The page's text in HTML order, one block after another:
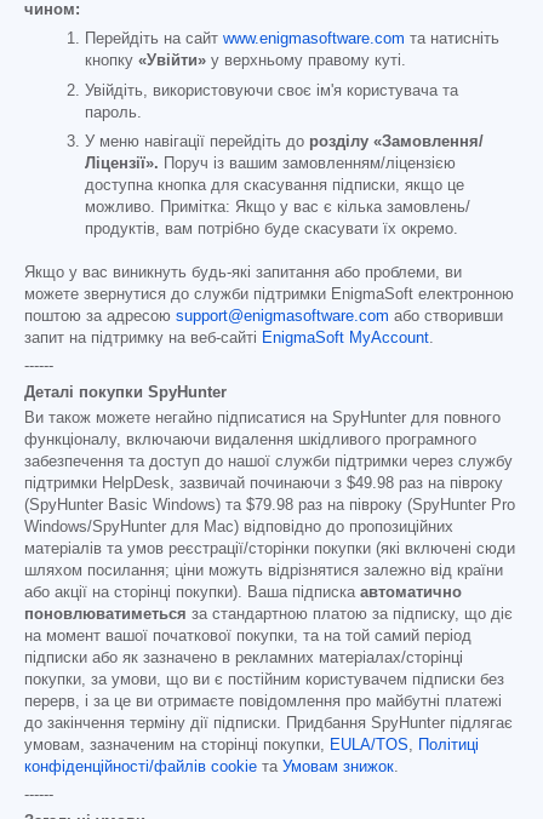
чином:
Перейдіть на сайт www.enigmasoftware.com та натисніть
кнопку «Увійти» у верхньому правому куті.
Увійдіть, використовуючи своє ім'я користувача та
пароль.
У меню навігації перейдіть до розділу «Замовлення/
Ліцензії». Поруч із вашим замовленням/ліцензією
доступна кнопка для скасування підписки, якщо це
можливо. Примітка: Якщо у вас є кілька замовлень/
продуктів, вам потрібно буде скасувати їх окремо.
Якщо у вас виникнуть будь-які запитання або проблеми, ви
можете звернутися до служби підтримки EnigmaSoft електронною
поштою за адресою support@enigmasoftware.com або створивши
запит на підтримку на веб-сайті EnigmaSoft MyAccount.
------
Деталі покупки SpyHunter
Ви також можете негайно підписатися на SpyHunter для повного
функціоналу, включаючи видалення шкідливого програмного
забезпечення та доступ до нашої служби підтримки через службу
підтримки HelpDesk, зазвичай починаючи з $49.98 раз на півроку
(SpyHunter Basic Windows) та $79.98 раз на півроку (SpyHunter Pro
Windows/SpyHunter для Mac) відповідно до пропозиційних
матеріалів та умов реєстрації/сторінки покупки (які включені сюди
шляхом посилання; ціни можуть відрізнятися залежно від країни
або акції на сторінці покупки). Ваша підписка автоматично
поновлюватиметься за стандартною платою за підписку, що діє
на момент вашої початкової покупки, та на той самий період
підписки або як зазначено в рекламних матеріалах/сторінці
покупки, за умови, що ви є постійним користувачем підписки без
перерв, і за це ви отримаєте повідомлення про майбутні платежі
до закінчення терміну дії підписки. Придбання SpyHunter підлягає
умовам, зазначеним на сторінці покупки, EULA/TOS,
Політиці
конфіденційності/файлів cookie та Умовам знижок.
------